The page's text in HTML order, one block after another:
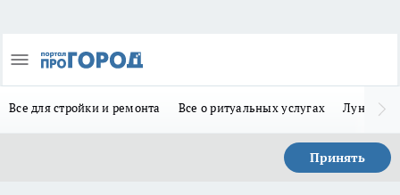
Все для стройки и ремонта Все о ритуальных услугах Лунно-
Принять